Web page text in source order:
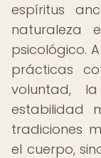
espíritus
naturaleza
psicológico.
prácticas
voluntad,
estabilidad
tradiciones
el cuerpo,